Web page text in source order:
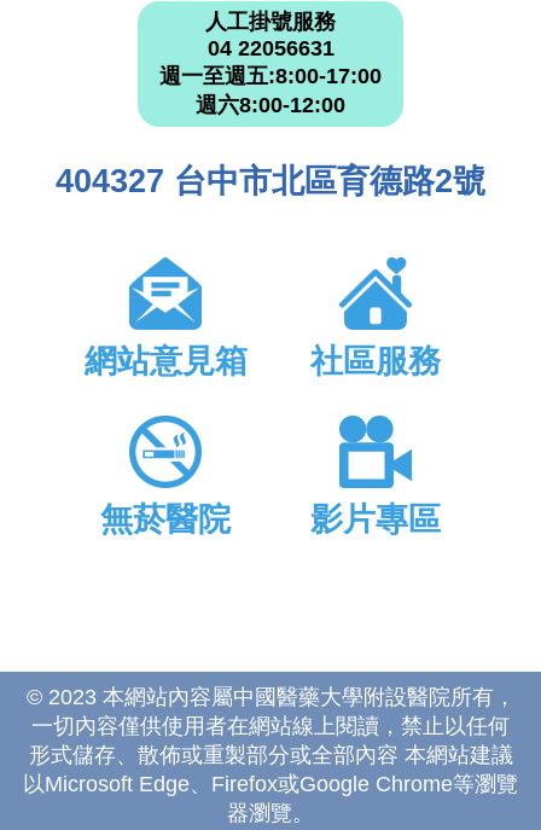
人工掛號服務
04 22056631
週一至週五:8:00-17:00
週六8:00-12:00
404327 台中市北區育德路2號
網站意見箱 社區服務
無菸醫院 影片專區
© 2023 本網站內容屬中國醫藥大學附設醫院所有，
一切內容僅供使用者在網站線上閱讀，禁止以任何
形式儲存、散佈或重製部分或全部內容 本網站建議
以Microsoft Edge、Firefox或Google Chrome等瀏覽
器瀏覽。